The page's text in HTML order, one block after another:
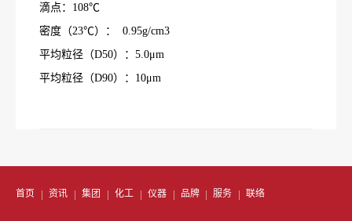
滴点：108℃
密度（23℃）： 0.95g/cm3
平均粒径（D50）：5.0μm
平均粒径（D90）：10μm
首页 资讯 集团 化工 仪器 品牌 服务 联络